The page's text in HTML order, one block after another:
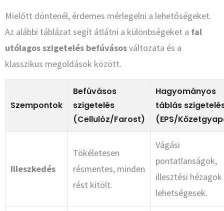
Mielőtt döntenél, érdemes mérlegelni a lehetőségeket.
Az alábbi táblázat segít átlátni a különbségeket a fal
utólagos szigetelés befúvásosváltozata és a
klasszikus megoldások között.
Szempontok
Befúvásos
szigetelés
(Cellulóz/Farost)
Hagyományos
táblás
(EPS/
Illeszkedés
Tökéletesen
résmentes, minden
rést kitölt.
Vágási
pontatlanságok,
illesztési hézagok
lehetségesek.